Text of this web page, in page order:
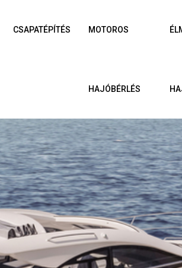
CSAPATÉPÍTÉS MOTOROS
HAJÓBÉRLÉS